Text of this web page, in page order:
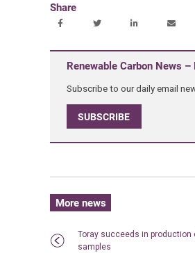
Share
Renewable Carbon News
Subscribe to our daily email
SUBSCRIBE
More news
Toray succeeds in production
samples